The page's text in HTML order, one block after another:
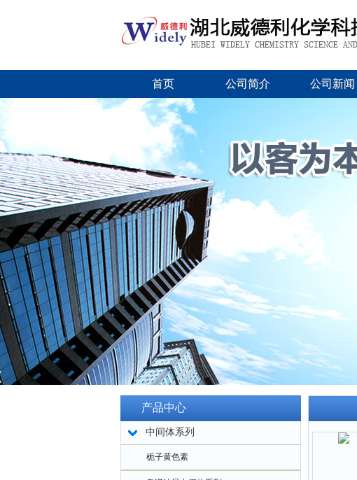
首页 公司简介 公司新闻
产品中心
中间体系列
栀子黄色素